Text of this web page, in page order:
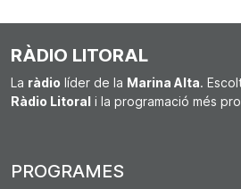
RÀDIO LITORAL
La ràdio líder de la Marina Alta.
Ràdio Litoral i la programació més
PROGRAMES